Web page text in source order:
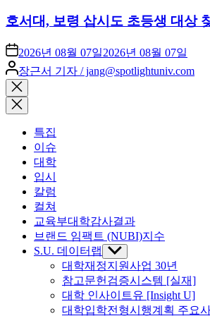
호서대, 보령 삽시도 초등생 대상
2026년 08월 07일2026년 08월 07일
Posted
by
장근서 기자 / jang@spotlightuniv.com
Close
search
특집
이슈
대학
입시
칼럼
컬쳐
교육부대학감사결과
브랜드 임팩트 (NUBI)지수
S.U. 데이터랩
Show
sub
menu
대학재정지원사업 30년
참고문헌검증시스템 [실재]
대학 인사이트유 [Insight U]
대학입학전형시행계획 주요